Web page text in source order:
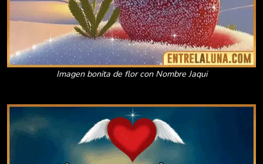
Imagen bonita de flor con Nombre Jaqui